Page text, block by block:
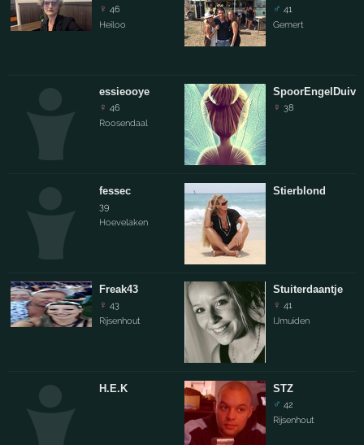
♀ 46
Heiloo
essieooye
♀ 46
Roosendaal
fessec
39
Hoevelaken
Freak43
♀ 43
Rijsenhout
H.E.K
♂ 41
Gemert
SpoorEngelDuivel
♀ 38
Stierblond
Stuiterdaantje
♀ 41
IJmuiden
STZ
♂ 42
Rijsenhout